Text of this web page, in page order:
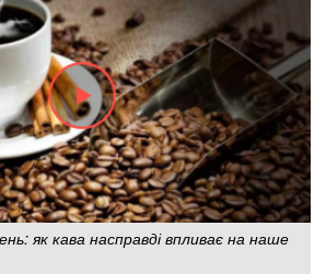
як кава насправді впливає на наше